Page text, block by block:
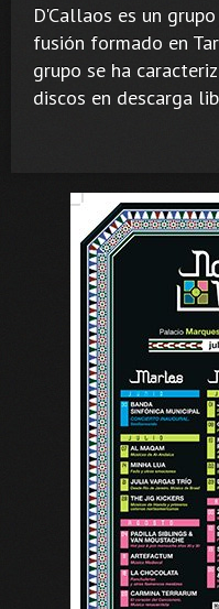
D'Callaos es un
fusión formado en
grupo se ha
discos en descarga